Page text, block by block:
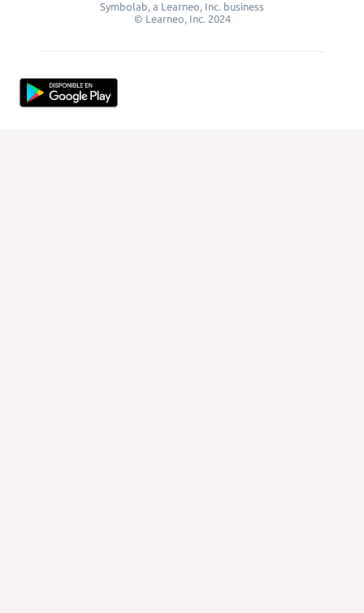
Symbolab, a Learneo, Inc. business
© Learneo, Inc. 2024